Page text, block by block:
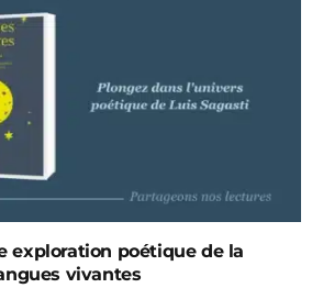
exploration poétique de la
vivantes